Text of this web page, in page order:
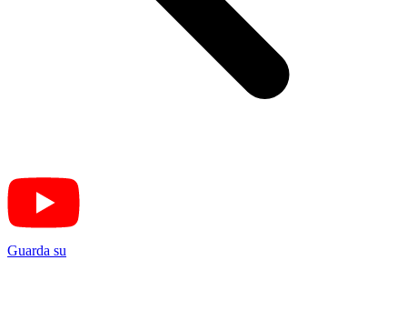
Guarda su